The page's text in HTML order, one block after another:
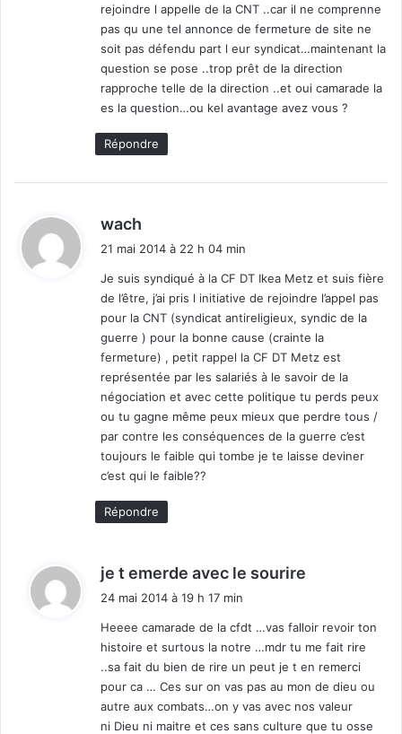
rejoindre l appelle de la CNT ..car il ne comprenne
pas qu une tel annonce de fermeture de site ne
soit pas défendu part l eur syndicat…maintenant la
question se pose ..trop prêt de la direction
rapproche telle de la direction ..et oui camarade la
es la question…ou kel avantage avez vous ?
Répondre
wach
:
21 mai 2014 à 22 h 04 min
Je suis syndiqué à la CF DT Ikea Metz et suis fière
de l’être, j’ai pris l initiative de rejoindre l’appel pas
pour la CNT (syndicat antireligieux, syndic de la
guerre ) pour la bonne cause (crainte la
fermeture) , petit rappel la CF DT Metz est
représentée par les salariés à le savoir de la
négociation et avec cette politique tu perds peux
ou tu gagne même peux mieux que perdre tous /
par contre les conséquences de la guerre c’est
toujours le faible qui tombe je te laisse deviner
c’est qui le faible??
Répondre
je t emerde avec le sourire
:
24 mai 2014 à 19 h 17 min
Heeee camarade de la cfdt …vas falloir revoir ton
histoire et surtous la notre …mdr tu me fait rire
..sa fait du bien de rire un peut je t en remerci
pour ca … Ces sur on vas pas au mon de dieu ou
autre aux combats…on y vas avec nos valeur
ni Dieu ni maitre et ces sans culture que tu osse